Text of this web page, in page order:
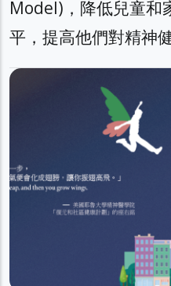
Model)，降低兒童和
平，提高他們對精神